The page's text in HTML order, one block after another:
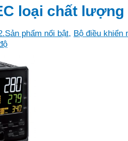
loại chất
phẩm nổi bật, Bộ điều khiển